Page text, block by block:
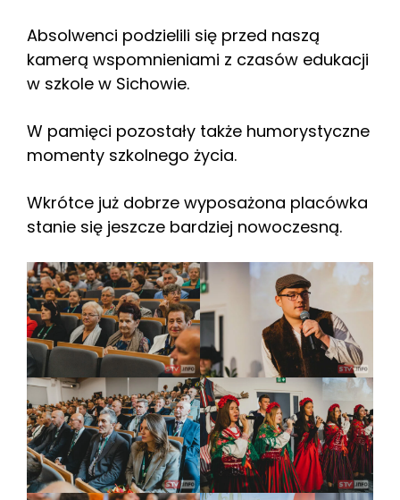
Absolwenci podzielili się przed naszą
kamerą wspomnieniami z czasów edukacji
w szkole w Sichowie.
W pamięci pozostały także humorystyczne
momenty szkolnego życia.
Wkrótce już dobrze wyposażona placówka
stanie się jeszcze bardziej nowoczesną.